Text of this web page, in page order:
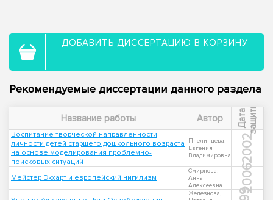
ДОБАВИТЬ ДИССЕРТАЦИЮ В КОРЗИНУ
Рекомендуемые диссертации данного раздела
Название работы Автор Д
а
т
а
з
а
щ
и
т ы
Воспитание творческой направленности
личности детей старшего дошкольного возраста
на основе моделирования проблемно-
поисковых ситуаций
Пчелинцева,
Евгения
Владимировна
2002
Мейстер Экхарт и европейский нигилизм
Смирнова,
Анна
Алексеевна
2006
Железнова,